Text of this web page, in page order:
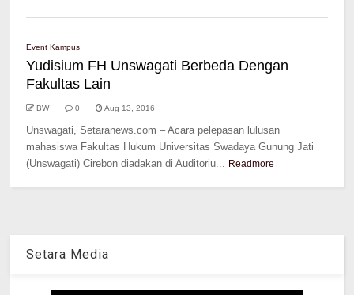
Event Kampus
Yudisium FH Unswagati Berbeda Dengan
Fakultas Lain
BW 0 Aug 13, 2016
Unswagati, Setaranews.com – Acara pelepasan lulusan
mahasiswa Fakultas Hukum Universitas Swadaya Gunung Jati
(Unswagati) Cirebon diadakan di Auditoriu... Readmore
Setara Media